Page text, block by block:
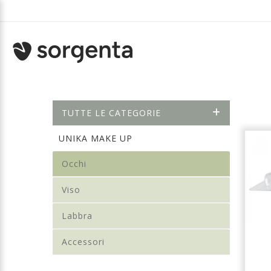
TUTTE LE CATEGORIE
UNIKA MAKE UP
Occhi
Viso
Labbra
Accessori